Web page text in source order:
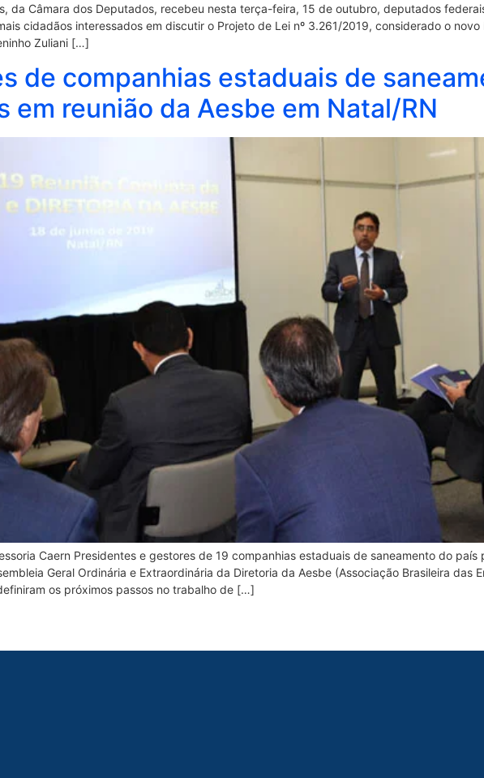
da Câmara dos Deputados, recebeu nesta terça-feira, 15 de outubro, deputados
cidadãos interessados em discutir o Projeto de Lei nº 3.261/2019, considerado o
Zuliani […]
de companhias estaduais de
em reunião da Aesbe em Natal/RN
Caern Presidentes e gestores de 19 companhias estaduais de saneamento do
Geral Ordinária e Extraordinária da Diretoria da Aesbe (Associação Brasileira das
os próximos passos no trabalho de […]